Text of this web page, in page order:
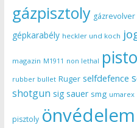
gázpisztoly gázrevolver
gépkarabély heckler und koch
magazin M1911 non lethal
rubber bullet Ruger selfdefence
shotgun sig sauer smg umarex
pisztoly önvédelem